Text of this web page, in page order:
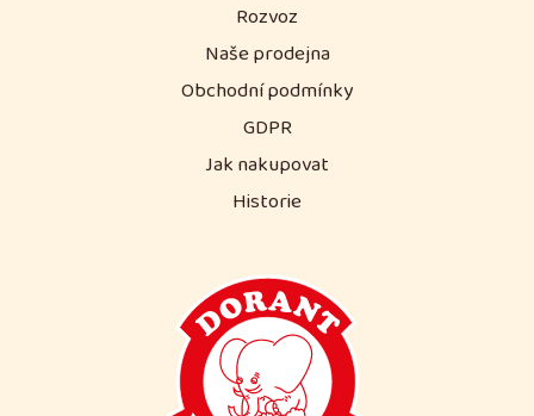
Rozvoz
Naše prodejna
Obchodní podmínky
GDPR
Jak nakupovat
Historie